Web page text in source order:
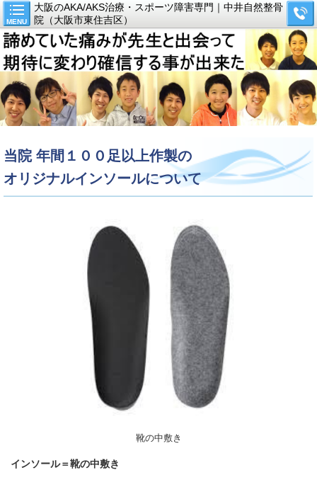
MENU
大阪のAKA/AKS治療・スポーツ障害専門｜中井自然整骨
院（大阪市東住吉区）
当院 年間１００足以上作製の
オリジナルインソールについて
靴の中敷き
インソール＝靴の中敷き